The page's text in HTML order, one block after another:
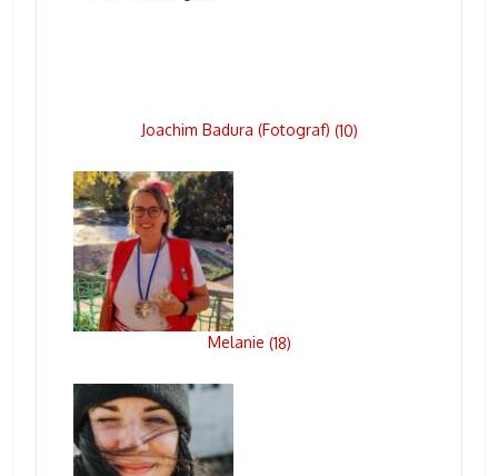
Joachim Badura (Fotograf) (10)
Melanie (18)